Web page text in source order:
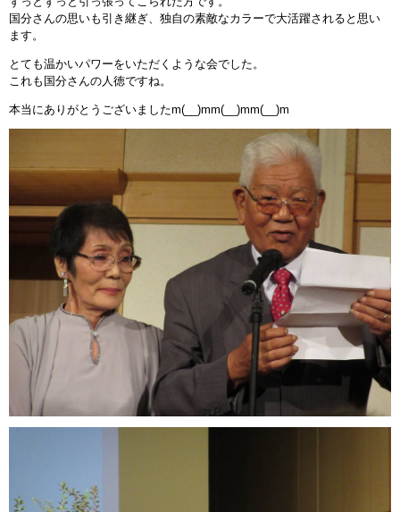
国分さんの思いも引き継ぎ、独自の素敵なカラーで大活躍されると思い
ます。
とても温かいパワーをいただくような会でした。
これも国分さんの人徳ですね。
本当にありがとうございましたm(__)mm(__)mm(__)m